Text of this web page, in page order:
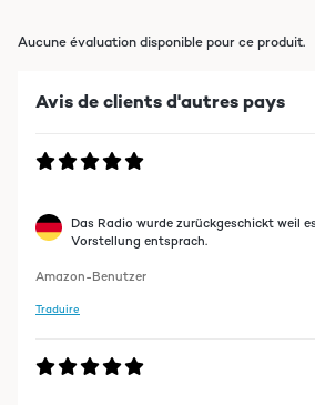
Aucune évaluation disponible pour ce produit.
Avis de clients d'autres pays
Das Radio wurde zurückgeschickt weil
Vorstellung entsprach.
Amazon-Benutzer
Traduire